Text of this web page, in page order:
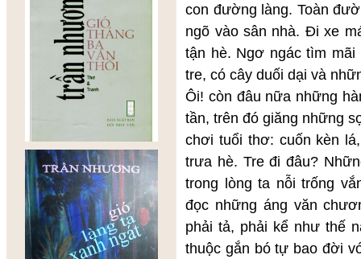
con đường làng. Toàn
ngõ vào sân nhà. Đi xe
tận hè. Ngơ ngác tìm
tre, có cây duối dại và
Ôi! còn đâu nữa những
tần, trên đó giăng những
chơi tuổi thơ: cuốn kèn
trưa hè. Tre đi đâu?
trong lòng ta nỗi trống
đọc những áng văn
phải tả, phải kể như thế
thuộc gắn bó tự bao đời